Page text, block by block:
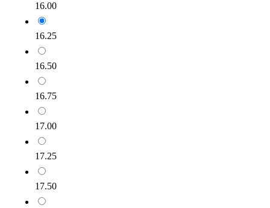
16.00
16.25
16.50
16.75
17.00
17.25
17.50